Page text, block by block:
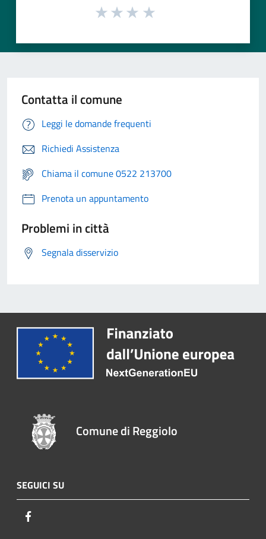
Contatta il comune
Leggi le domande frequenti
Richiedi Assistenza
Chiama il comune 0522 213700
Prenota un appuntamento
Problemi in città
Segnala disservizio
Comune di Reggiolo
SEGUICI SU